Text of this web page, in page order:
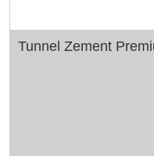
Tunnel Zement